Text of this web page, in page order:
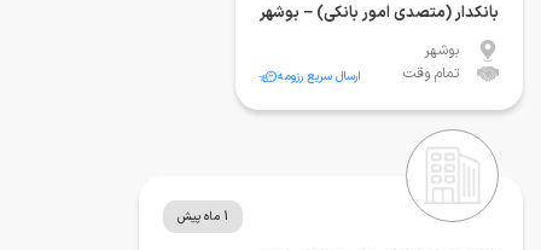
بانکدار (متصدی امور بانکی) – بوشهر
بوشهر
تمام وقت
ارسال سریع رزومه
1 ماه پیش